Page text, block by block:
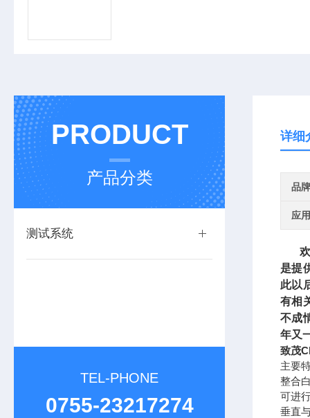
PRODUCT
产品分类
测试系统
TEL-PHONE
0755-23217274
详细
品牌
应
欢
是提
此以
有相
不成
年又
致茂
主要
整合
可进
垂直